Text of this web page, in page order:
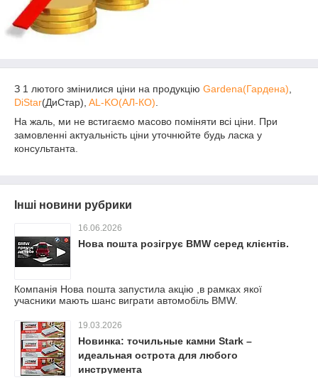
З 1 лютого змінилися ціни на продукцію Gardena(Гардена)
DiStar(ДиСтар), AL-KO(АЛ-КО)
На жаль, ми не встигаємо масово поміняти всі ціни. При
замовленні актуальність ціни уточнюйте будь ласка у
консультанта.
Інші новини рубрики
16.06.2026
Нова пошта розігрує BMW серед клієнтів.
Компанія Нова пошта запустила акцію ,в рамках якої
учасники мають шанс виграти автомобіль BMW.
19.03.2026
Новинка: точильные камни Stark –
идеальная острота для любого
инструмента